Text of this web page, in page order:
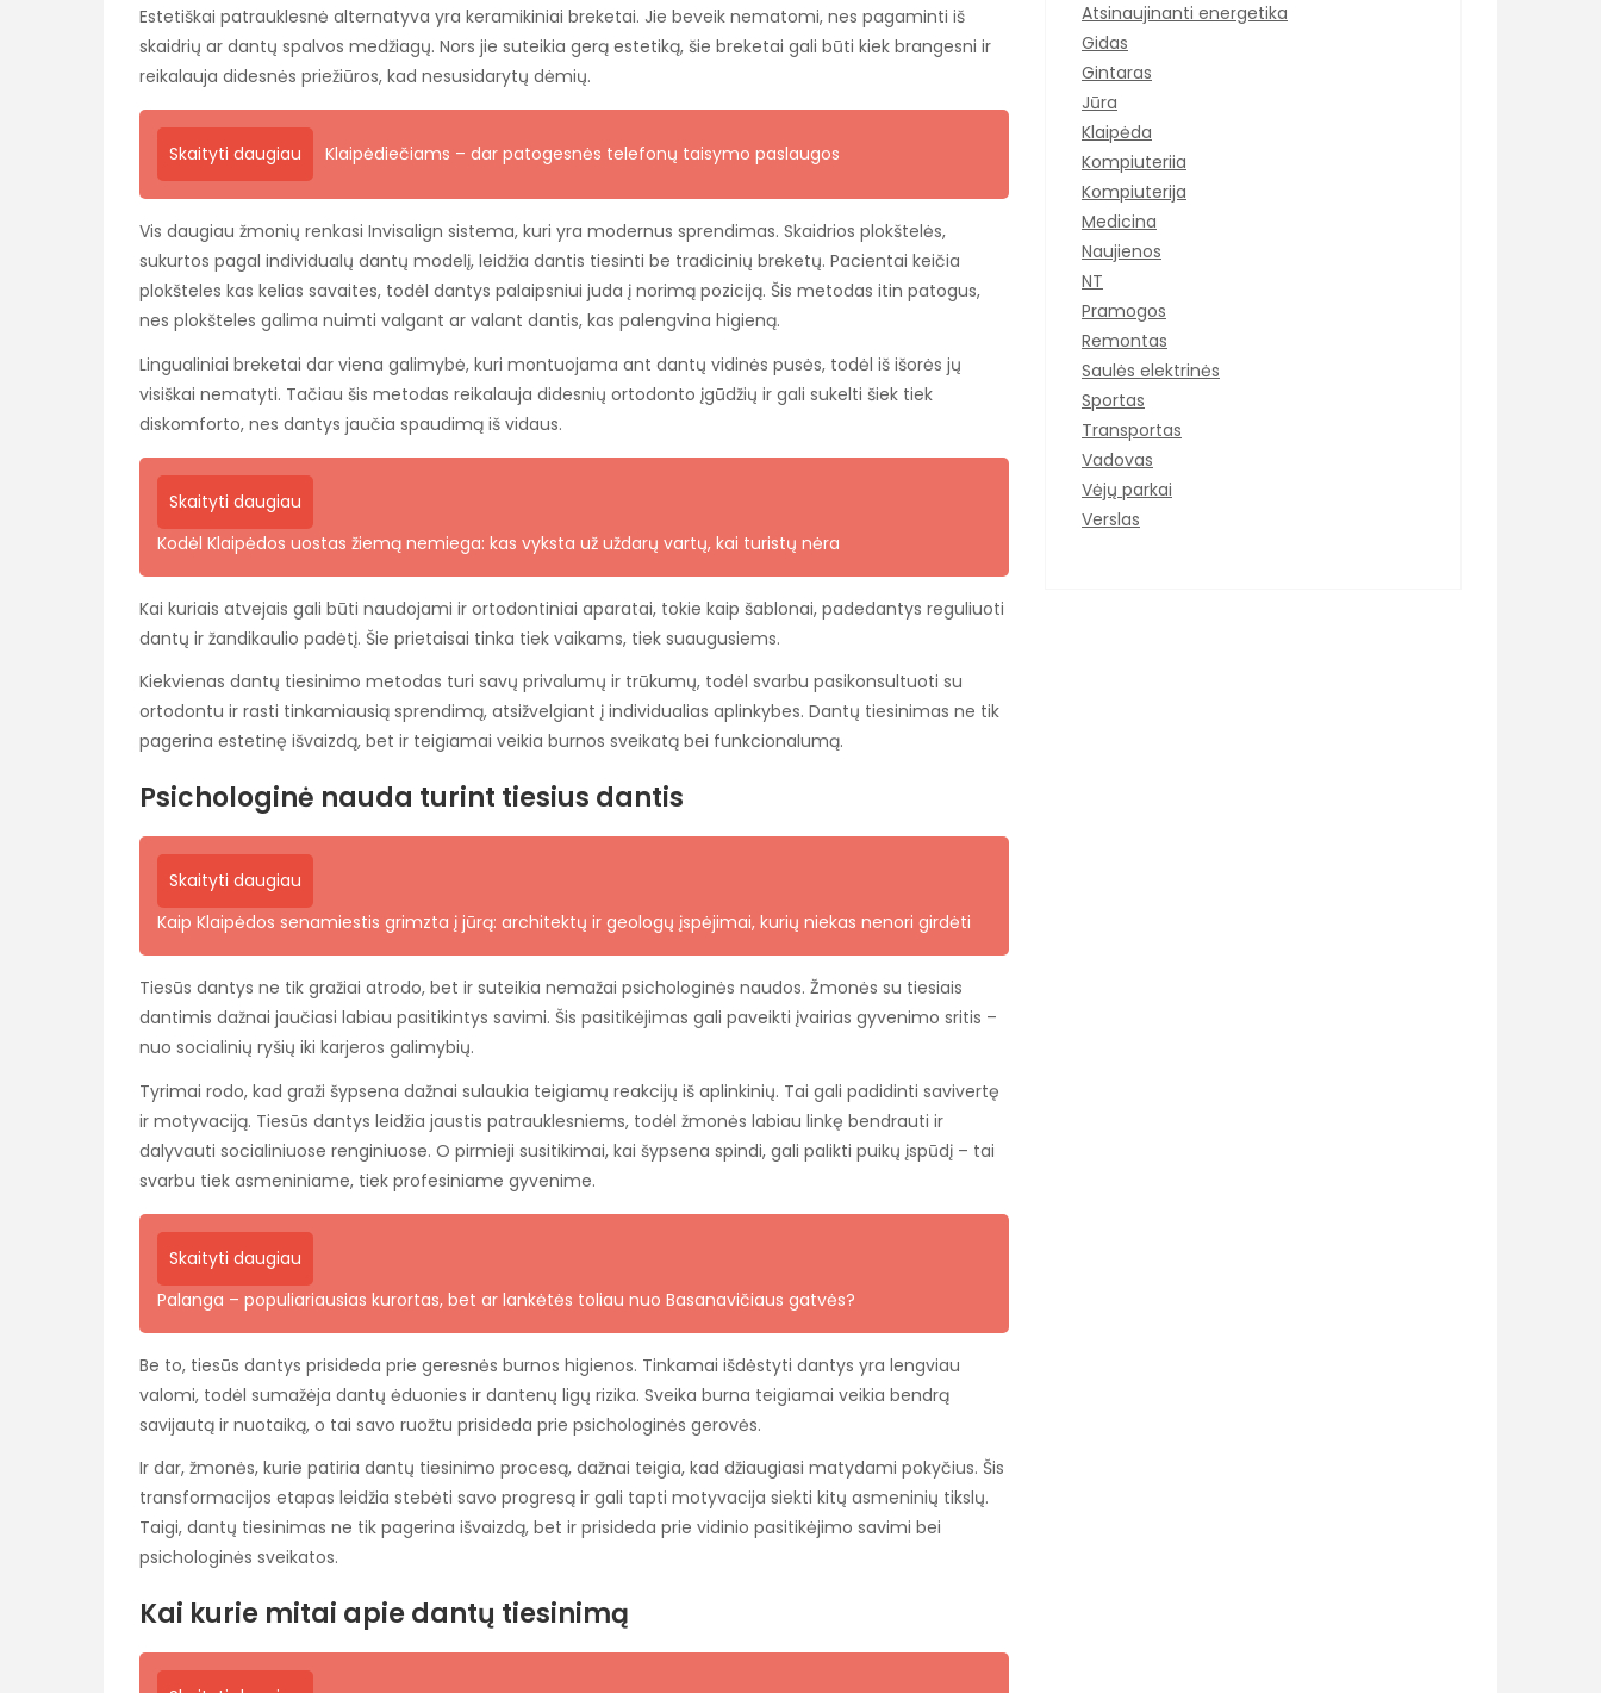
Estetiškai patrauklesnė alternatyva yra keramikiniai breketai. Jie beveik nematomi, nes pagaminti iš
skaidrių ar dantų spalvos medžiagų. Nors jie suteikia gerą estetiką, šie breketai gali būti kiek brangesni ir
reikalauja didesnės priežiūros, kad nesusidarytų dėmių.
Skaityti daugiau Klaipėdiečiams – dar patogesnės telefonų taisymo paslaugos
Vis daugiau žmonių renkasi Invisalign sistema, kuri yra modernus sprendimas. Skaidrios plokštelės,
sukurtos pagal individualų dantų modelį, leidžia dantis tiesinti be tradicinių breketų. Pacientai keičia
plokšteles kas kelias savaites, todėl dantys palaipsniui juda į norimą poziciją. Šis metodas itin patogus,
nes plokšteles galima nuimti valgant ar valant dantis, kas palengvina higieną.
Lingualiniai breketai dar viena galimybė, kuri montuojama ant dantų vidinės pusės, todėl iš išorės jų
visiškai nematyti. Tačiau šis metodas reikalauja didesnių ortodonto įgūdžių ir gali sukelti šiek tiek
diskomforto, nes dantys jaučia spaudimą iš vidaus.
Skaityti daugiau
Kodėl Klaipėdos uostas žiemą nemiega: kas vyksta už uždarų vartų, kai turistų nėra
Kai kuriais atvejais gali būti naudojami ir ortodontiniai aparatai, tokie kaip šablonai, padedantys reguliuoti
dantų ir žandikaulio padėtį. Šie prietaisai tinka tiek vaikams, tiek suaugusiems.
Kiekvienas dantų tiesinimo metodas turi savų privalumų ir trūkumų, todėl svarbu pasikonsultuoti su
ortodontu ir rasti tinkamiausią sprendimą, atsižvelgiant į individualias aplinkybes. Dantų tiesinimas ne tik
pagerina estetinę išvaizdą, bet ir teigiamai veikia burnos sveikatą bei funkcionalumą.
Psichologinė nauda turint tiesius dantis
Skaityti daugiau
Kaip Klaipėdos senamiestis grimzta į jūrą: architektų ir geologų įspėjimai, kurių niekas nenori girdėti
Tiesūs dantys ne tik gražiai atrodo, bet ir suteikia nemažai psichologinės naudos. Žmonės su tiesiais
dantimis dažnai jaučiasi labiau pasitikintys savimi. Šis pasitikėjimas gali paveikti įvairias gyvenimo sritis –
nuo socialinių ryšių iki karjeros galimybių.
Tyrimai rodo, kad graži šypsena dažnai sulaukia teigiamų reakcijų iš aplinkinių. Tai gali padidinti savivertę
ir motyvaciją. Tiesūs dantys leidžia jaustis patrauklesniems, todėl žmonės labiau linkę bendrauti ir
dalyvauti socialiniuose renginiuose. O pirmieji susitikimai, kai šypsena spindi, gali palikti puikų įspūdį – tai
svarbu tiek asmeniniame, tiek profesiniame gyvenime.
Skaityti daugiau
Palanga – populiariausias kurortas, bet ar lankėtės toliau nuo Basanavičiaus gatvės?
Be to, tiesūs dantys prisideda prie geresnės burnos higienos. Tinkamai išdėstyti dantys yra lengviau
valomi, todėl sumažėja dantų ėduonies ir dantenų ligų rizika. Sveika burna teigiamai veikia bendrą
savijautą ir nuotaiką, o tai savo ruožtu prisideda prie psichologinės gerovės.
Ir dar, žmonės, kurie patiria dantų tiesinimo procesą, dažnai teigia, kad džiaugiasi matydami pokyčius. Šis
transformacijos etapas leidžia stebėti savo progresą ir gali tapti motyvacija siekti kitų asmeninių tikslų.
Taigi, dantų tiesinimas ne tik pagerina išvaizdą, bet ir prisideda prie vidinio pasitikėjimo savimi bei
psichologinės sveikatos.
Kai kurie mitai apie dantų tiesinimą
Atsinaujinanti energetika
Gidas
Gintaras
Jūra
Klaipėda
Kompiuteriia
Kompiuterija
Medicina
Naujienos
NT
Pramogos
Remontas
Saulės elektrinės
Sportas
Transportas
Vadovas
Vėjų parkai
Verslas